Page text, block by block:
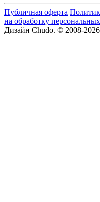
Публичная оферта
на обработку
Дизайн Chudo. © 2008-